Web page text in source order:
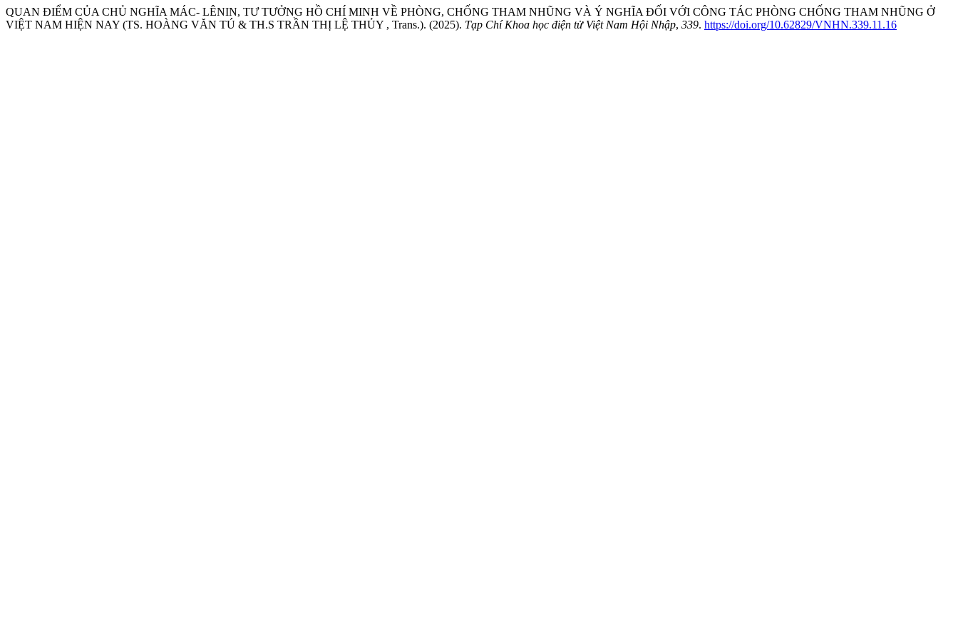
QUAN ĐIỂM CỦA CHỦ NGHĨA MÁC- LÊNIN, TƯ TƯỞNG HỒ CHÍ MINH VỀ PHÒNG, CHỐNG THAM NHŨNG VÀ Ý NGHĨA ĐỐI VỚI CÔNG TÁC PHÒNG CHỐNG THAM NHŨNG Ở
VIỆT NAM HIỆN NAY (TS. HOÀNG VĂN TÚ & TH.S TRẦN THỊ LỆ THỦY , Trans.). (2025). Tạp Chí Khoa học điện tử Việt Nam Hội Nhập, 339. https://doi.org/10.62829/VNHN.339.11.16